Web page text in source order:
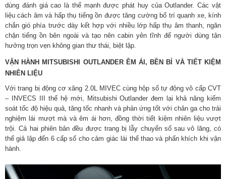
dùng đánh giá cao là thế mạnh được phát huy của Outlander. Các vật
liệu cách âm và hấp thụ tiếng ồn được tăng cường bố trí quanh xe, kính
chắn gió phía trước dày kết hợp với nhiều lớp hấp thụ âm thanh, ngăn
chặn tiếng ồn bên ngoài và tạo nên cabin yên tĩnh để người dùng tận
hưởng trọn vẹn không gian thư thái, biệt lập.
VẬN HÀNH MITSUBISHI OUTLANDER ÊM ÁI, BỀN BỈ VÀ TIẾT KIỆM
NHIÊN LIỆU
Với trang bị động cơ xăng 2.0L MIVEC cùng hộp số tự động vô cấp CVT
– INVECS III thế hệ mới, Mitsubishi Outlander đem lại khả năng kiểm
soát tốc độ hiệu quả, tăng tốc nhanh và phản ứng tốt với chân ga cho trải
nghiệm lái mượt mà và êm ái hơn, đồng thời tiết kiệm nhiên liệu vượt
trội. Cả hai phiên bản đều được trang bị lẫy chuyển số sau vô lăng, có
thể giả lập đến 6 cấp số cho cảm giác lái thể thao và phấn khích khi vận
hành.